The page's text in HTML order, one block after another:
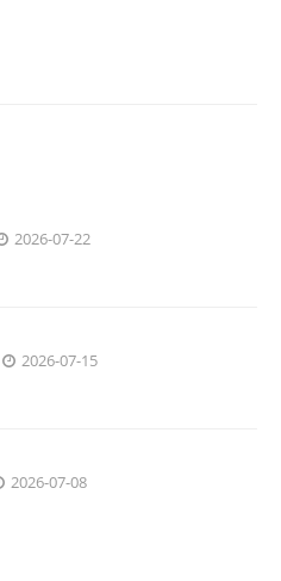
2026-07-22
2026-07-15
2026-07-08